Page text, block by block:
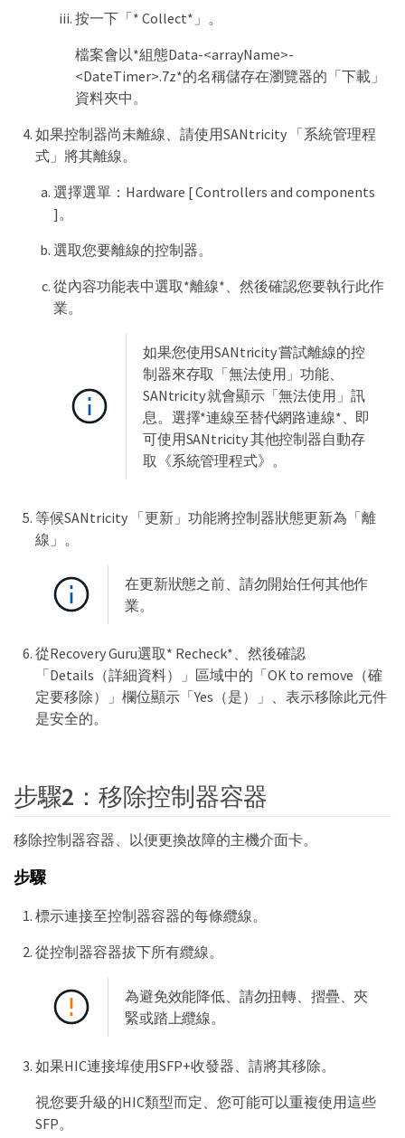
按一下「* Collect*」。
檔案會以*組態Data-<arrayName>-
<DateTimer>.7z*的名稱儲存在瀏覽器的「下載」
資料夾中。
如果控制器尚未離線、請使用SANtricity 「系統管理程
式」將其離線。
選擇選單：Hardware [ Controllers and components
]。
選取您要離線的控制器。
從內容功能表中選取*離線*、然後確認您要執行此作
業。
如果您使用SANtricity 嘗試離線的控
制器來存取「無法使用」功能、
SANtricity 就會顯示「無法使用」訊
息。選擇*連線至替代網路連線*、即
可使用SANtricity 其他控制器自動存
取《系統管理程式》。
等候SANtricity 「更新」功能將控制器狀態更新為「離
線」。
在更新狀態之前、請勿開始任何其他作
業。
從Recovery Guru選取* Recheck*、然後確認
「Details（詳細資料）」區域中的「OK to remove（確
定要移除）」欄位顯示「Yes（是）」、表示移除此元件
是安全的。
步驟2：移除控制器容器
移除控制器容器、以便更換故障的主機介面卡。
步驟
標示連接至控制器容器的每條纜線。
從控制器容器拔下所有纜線。
為避免效能降低、請勿扭轉、摺疊、夾
緊或踏上纜線。
如果HIC連接埠使用SFP+收發器、請將其移除。
視您要升級的HIC類型而定、您可能可以重複使用這些
SFP。